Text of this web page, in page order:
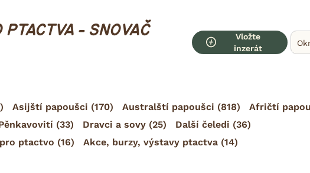
- SNOVAČ
Vložte
inzerát
Asijští papoušci (170) Australští papoušci (818) Afričtí
(33) Dravci a sovy (25) Další čeledi (36)
ptactvo (16) Akce, burzy, výstavy ptactva (14)